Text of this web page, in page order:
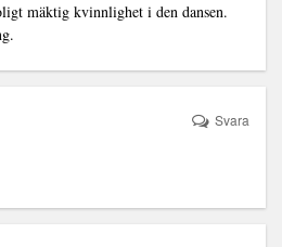
mäktig kvinnlighet i den dansen.
Svara